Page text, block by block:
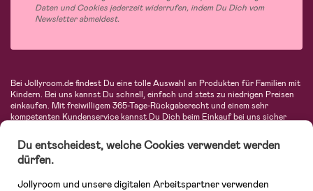
Daten und Cookies jederzeit widerrufen, indem Du Dich vom
Newsletter abmeldest.
Bei Jollyroom.de findest Du eine tolle Auswahl an Produkten für Familien mit
Kindern. Bei uns kannst Du schnell, einfach und stets zu niedrigen Preisen
einkaufen. Mit freiwilligem 365-Tage-Rückgaberecht und einem sehr
kompetenten Kundenservice kannst Du Dich beim Einkauf bei uns sicher
Autositze, Kinder- und Babymode, Produkte für Mütter und eine Menge
fantastischer Einrichtungsgegenstände, Spielsachen, Babyprodukte und
vieles mehr. Wir haben Produkte von bekannten Herstellern wie Britax, Maxi-
Avent, Jack Wolfskin, Cybex, LEGO und vielen mehr. Schau Dich um in
Du entscheidest, welche Cookies verwendet werden
dürfen.
Jollyroom und unsere digitalen Arbeitspartner verwenden